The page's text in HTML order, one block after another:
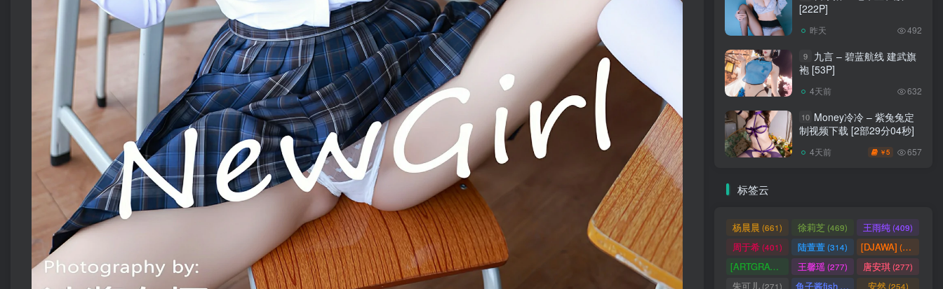
[222P]
昨天 492
9
九言 – 碧蓝航线 建武旗
袍 [53P]
4天前 632
10 Money冷冷 – 紫兔兔定
制视频下载 [2部29分04秒]
4天前 ￥5 657
标签云
杨晨晨 (661) 徐莉芝 (469) 王雨纯(409)
周于希(401) 陆萱萱(314) [DJAWA] (290)
[ARTGRAVIA] (290)
王馨瑶(277) 唐安琪(277)
朱可儿 (271) 鱼子酱fish 安然(254)